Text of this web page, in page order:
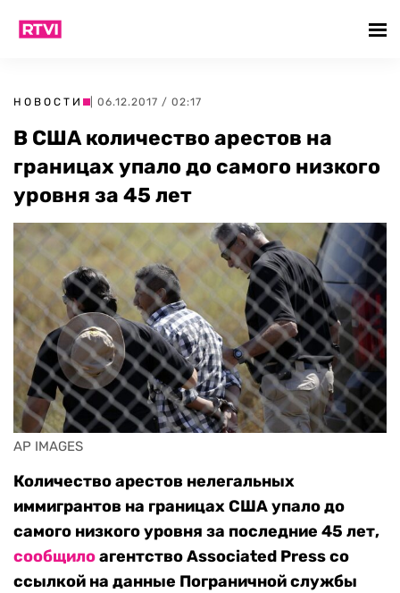
НОВОСТИ | 06.12.2017 / 02:17
В США количество арестов на
границах упало до самого низкого
уровня за 45 лет
AP IMAGES
Количество арестов нелегальных
иммигрантов на границах США упало до
самого низкого уровня за последние 45 лет,
сообщилоагентство Associated Press со
ссылкой на данные Пограничной службы